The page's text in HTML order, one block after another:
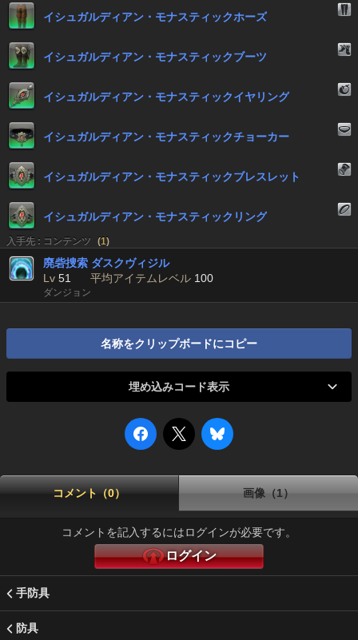
イシュガルディアン・モナスティックホーズ
イシュガルディアン・モナスティックブーツ
イシュガルディアン・モナスティックイヤリング
イシュガルディアン・モナスティックチョーカー
イシュガルディアン・モナスティックブレスレット
イシュガルディアン・モナスティックリング
入手先 : コンテンツ (1)
廃砦捜索 ダスクヴィジル
Lv 51 平均アイテムレベル 100
ダンジョン
名称をクリップボードにコピー
埋め込みコード表示
コメント（0） 画像（1）
コメントを記入するにはログインが必要です。
ログイン
手防具
防具